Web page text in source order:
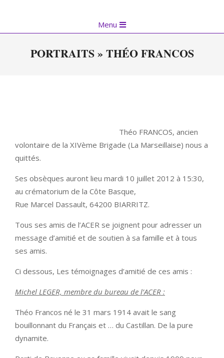
content
Navigation
Menu
PORTRAITS »THÉO FRANCOS
Théo FRANCOS, ancien
volontaire de la XIVème Brigade (La Marseillaise) nous a
quittés.
Ses obsèques auront lieu mardi 10 juillet 2012 à 15:30,
au crématorium de la Côte Basque,
Rue Marcel Dassault, 64200 BIARRITZ.
Tous ses amis de l’ACER se joignent pour adresser un
message d’amitié et de soutien à sa famille et à tous
ses amis.
Ci dessous, Les témoignages d’amitié de ces amis :
Michel LEGER, membre du bureau de l’ACER :
Théo Francos né le 31 mars 1914 avait le sang
bouillonnant du Français et … du Castillan. De la pure
dynamite.